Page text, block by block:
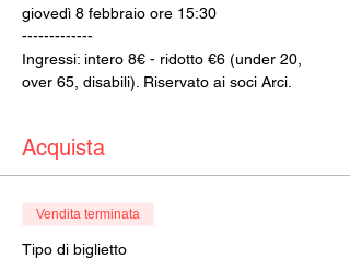
giovedì 8 febbraio ore 15:30
-------------
Ingressi: intero 8€ - ridotto €6 (under 20,
over 65, disabili). Riservato ai soci Arci.
Acquista
Vendita terminata
Tipo di biglietto